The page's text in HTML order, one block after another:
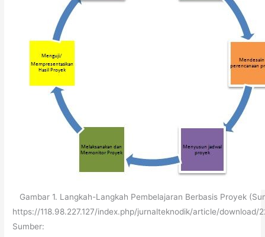
Gambar 1. Langkah-Langkah Pembelajaran Berbasis Proyek
https://118.98.227.127/index.php/jurnalteknodik/article/download/
Sumber: